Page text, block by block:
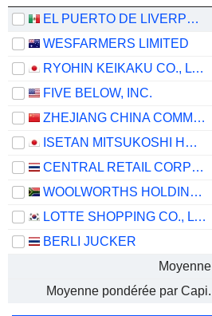
EL PUERTO DE LIVERPOOL, S.A.B. DE C.V.
WESFARMERS LIMITED
RYOHIN KEIKAKU CO., LTD.
FIVE BELOW, INC.
ZHEJIANG CHINA COMMODITIES CITY GROUP CO., LTD.
ISETAN MITSUKOSHI HOLDINGS LTD.
CENTRAL RETAIL CORPORATION
WOOLWORTHS HOLDINGS LIMITED
LOTTE SHOPPING CO., LTD.
BERLI JUCKER
Moyenne
Moyenne pondérée par Capi.